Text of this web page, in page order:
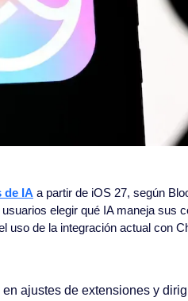
de IA a partir de iOS 27, según
elegir qué IA maneja sus
uso de la integración actual con
en ajustes de extensiones y